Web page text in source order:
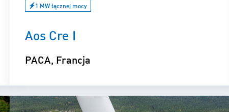
1 MW łącznej mocy
Aos Cre I
PACA, Francja